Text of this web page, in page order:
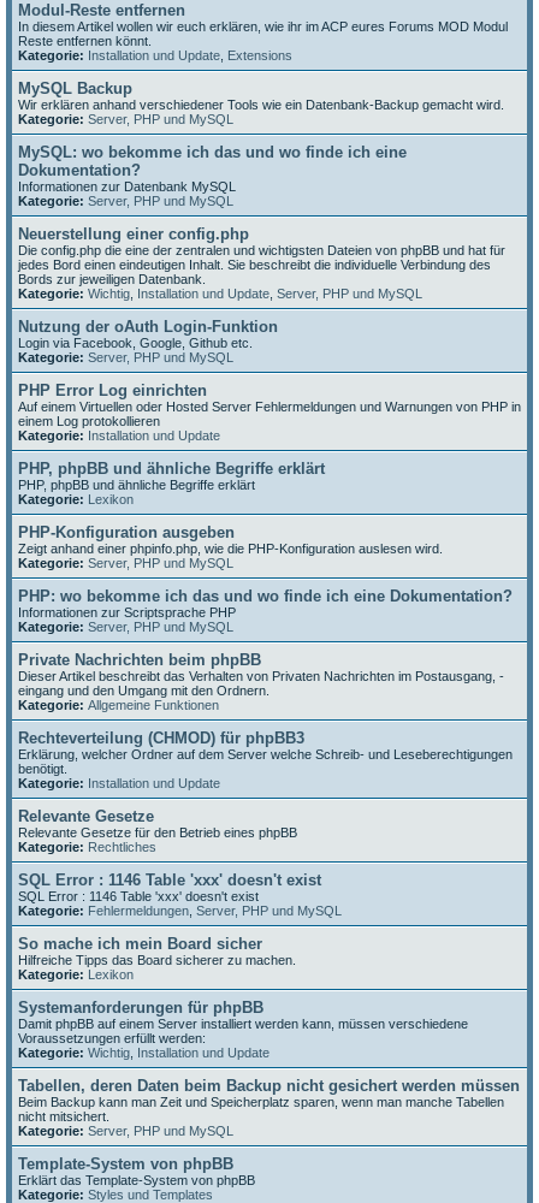
Modul-Reste entfernen
In diesem Artikel wollen wir euch erklären, wie ihr im ACP eures Forums MOD Modul
Reste entfernen könnt.
Kategorie: Installation und Update Extensions
MySQL Backup
Wir erklären anhand verschiedener Tools wie ein Datenbank-Backup gemacht wird.
Kategorie: Server, PHP und MySQL
MySQL: wo bekomme ich das und wo finde ich eine
Dokumentation?
Informationen zur Datenbank MySQL
Kategorie: Server, PHP und MySQL
Neuerstellung einer config.php
Die config.php die eine der zentralen und wichtigsten Dateien von phpBB und hat für
jedes Bord einen eindeutigen Inhalt. Sie beschreibt die individuelle Verbindung des
Bords zur jeweiligen Datenbank.
Kategorie: Wichtig Installation und Update Server, PHP und MySQL
Nutzung der oAuth Login-Funktion
Login via Facebook, Google, Github etc.
Kategorie: Server, PHP und MySQL
PHP Error Log einrichten
Auf einem Virtuellen oder Hosted Server Fehlermeldungen und Warnungen von PHP in
einem Log protokollieren
Kategorie: Installation und Update
PHP, phpBB und ähnliche Begriffe erklärt
PHP, phpBB und ähnliche Begriffe erklärt
Kategorie: Lexikon
PHP-Konfiguration ausgeben
Zeigt anhand einer phpinfo.php, wie die PHP-Konfiguration auslesen wird.
Kategorie: Server, PHP und MySQL
PHP: wo bekomme ich das und wo finde ich eine Dokumentation?
Informationen zur Scriptsprache PHP
Kategorie: Server, PHP und MySQL
Private Nachrichten beim phpBB
Dieser Artikel beschreibt das Verhalten von Privaten Nachrichten im Postausgang, -
eingang und den Umgang mit den Ordnern.
Kategorie: Allgemeine Funktionen
Rechteverteilung (CHMOD) für phpBB3
Erklärung, welcher Ordner auf dem Server welche Schreib- und Leseberechtigungen
benötigt.
Kategorie: Installation und Update
Relevante Gesetze
Relevante Gesetze für den Betrieb eines phpBB
Kategorie: Rechtliches
SQL Error : 1146 Table 'xxx' doesn't exist
SQL Error : 1146 Table 'xxx' doesn't exist
Kategorie: Fehlermeldungen Server, PHP und MySQL
So mache ich mein Board sicher
Hilfreiche Tipps das Board sicherer zu machen.
Kategorie: Lexikon
Systemanforderungen für phpBB
Damit phpBB auf einem Server installiert werden kann, müssen verschiedene
Voraussetzungen erfüllt werden:
Kategorie: Wichtig Installation und Update
Tabellen, deren Daten beim Backup nicht gesichert werden müssen
Beim Backup kann man Zeit und Speicherplatz sparen, wenn man manche Tabellen
nicht mitsichert.
Kategorie: Server, PHP und MySQL
Template-System von phpBB
Erklärt das Template-System von phpBB
Kategorie: Styles und Templates